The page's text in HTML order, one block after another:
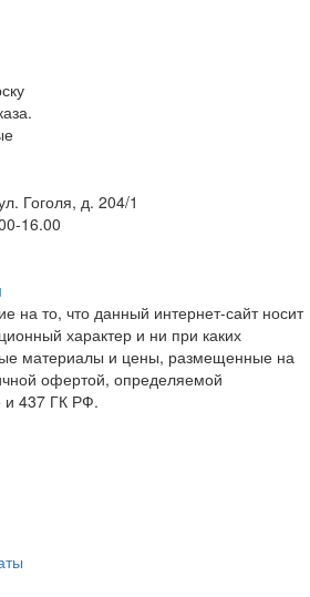
Гоголя, д. 204/1
16.00
то, что данный интернет-сайт носит
характер и ни при каких
материалы и цены, размещенные на
офертой, определяемой
и 437 ГК РФ.